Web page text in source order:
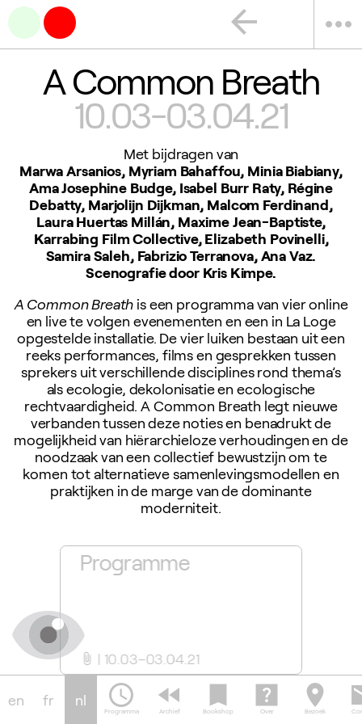
more_horiz
arrow_back
A Common Breath
10.03-03.04.21
Met bijdragen van
Marwa Arsanios, Myriam Bahaffou, Minia Biabiany,
Ama Josephine Budge, Isabel Burr Raty, Régine
Debatty, Marjolijn Dijkman, Malcom Ferdinand,
Laura Huertas Millán, Maxime Jean-Baptiste,
Karrabing Film Collective, Elizabeth Povinelli,
Samira Saleh, Fabrizio Terranova, Ana Vaz.
Scenografie door Kris Kimpe.
A Common Breath is een programma van vier online
en live te volgen evenementen en een in La Loge
opgestelde installatie. De vier luiken bestaan uit een
reeks performances, films en gesprekken tussen
sprekers uit verschillende disciplines rond thema’s
als ecologie, dekolonisatie en ecologische
rechtvaardigheid. A Common Breath legt nieuwe
verbanden tussen deze noties en benadrukt de
mogelijkheid van hiërarchieloze verhoudingen en de
noodzaak van een collectief bewustzijn om te
komen tot alternatieve samenlevingsmodellen en
praktijken in de marge van de dominante
moderniteit.
Programme
attach_file 10.03–03.04.21
en fr nl schedule
Programma
fast_rewind
Archief
bookmark
Bookshop
help_center
Over
location_on
Bezoek